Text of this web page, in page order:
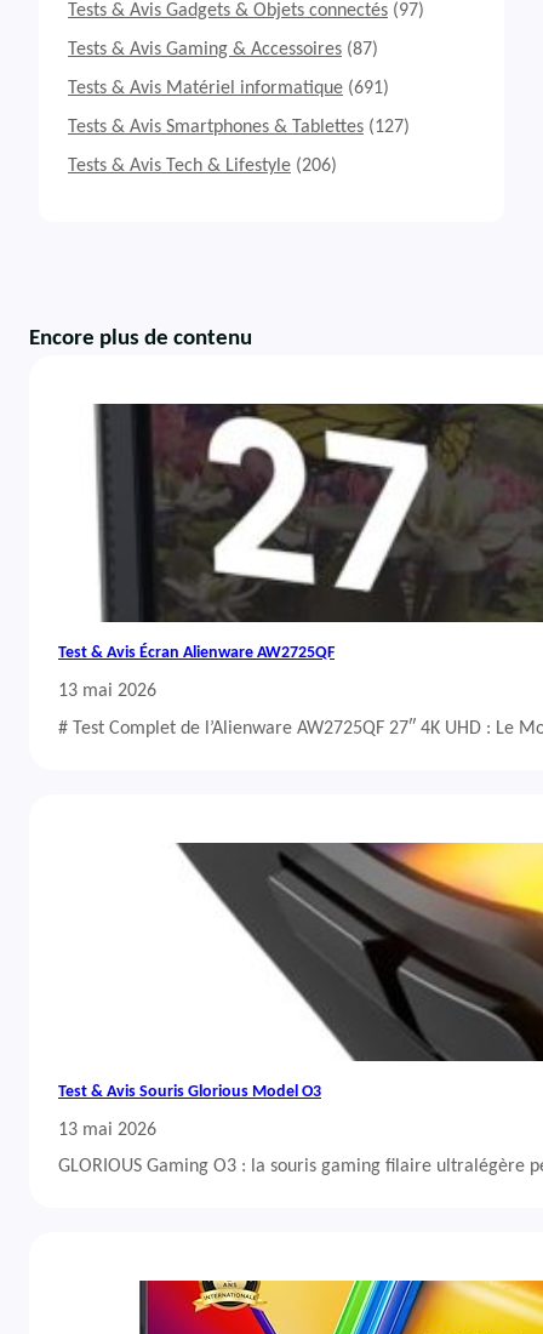
Tests & Avis Gadgets & Objets connectés (97)
Tests & Avis Gaming & Accessoires (87)
Tests & Avis Matériel informatique (691)
Tests & Avis Smartphones & Tablettes (127)
Tests & Avis Tech & Lifestyle (206)
Encore plus de contenu
Test & Avis Écran Alienware AW2725QF
13 mai 2026
# Test Complet de l’Alienware AW2725QF 27″ 4K UHD : Le
Test & Avis Souris Glorious Model O3
13 mai 2026
GLORIOUS Gaming O3 : la souris gaming filaire ultralégère